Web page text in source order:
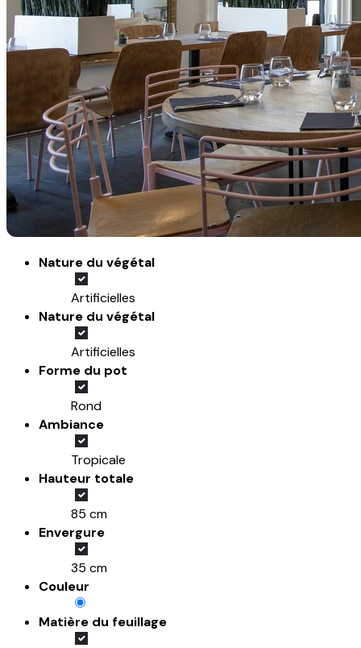
Nature du végétal
Artificielles
Nature du végétal
Artificielles
Forme du pot
Rond
Ambiance
Tropicale
Hauteur totale
85 cm
Envergure
35 cm
Couleur
Matière du feuillage